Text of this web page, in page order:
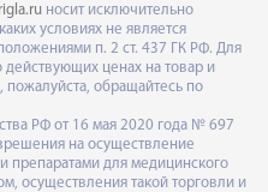
носит исключительно
условиях не является
п. 2 ст. 437 ГК РФ. Для
ценах на товар и
пожалуйста, обращайтесь по
РФ от 16 мая 2020 года № 697
на осуществление
препаратами для медицинского
осуществления такой торговли и